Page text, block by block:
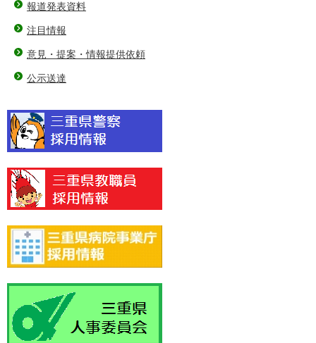
報道発表資料
注目情報
意見・提案・情報提供依頼
公示送達